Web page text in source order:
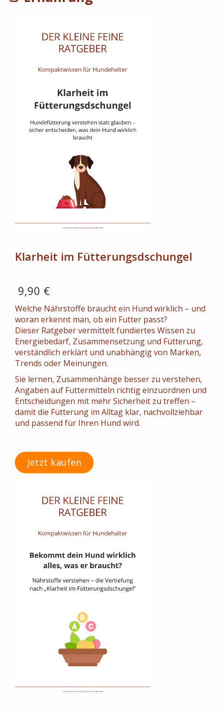
Klarheit im Fütterungsdschungel
9,90 €
Welche Nährstoffe braucht ein Hund wirklich – und
woran erkennt man, ob ein Futter passt?
Dieser Ratgeber vermittelt fundiertes Wissen zu
Energiebedarf, Zusammensetzung und Fütterung,
verständlich erklärt und unabhängig von Marken,
Trends oder Meinungen.
Sie lernen, Zusammenhänge besser zu verstehen,
Angaben auf Futtermitteln richtig einzuordnen und
Entscheidungen mit mehr Sicherheit zu treffen –
damit die Fütterung im Alltag klar, nachvollziehbar
und passend für Ihren Hund wird.
Jetzt kaufen